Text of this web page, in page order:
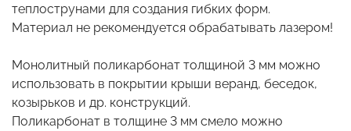
теплострунами для создания гибких форм.
Материал не рекомендуется обрабатывать лазером!
Монолитный поликарбонат толщиной 3 мм можно
использовать в покрытии крыши веранд, беседок,
козырьков и др. конструкций.
Поликарбонат в толщине 3 мм смело можно